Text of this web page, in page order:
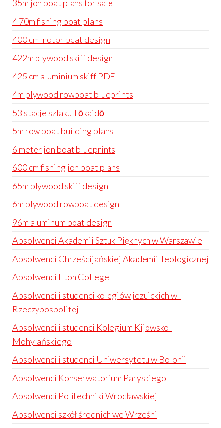
35m jon boat plans for sale
4 70m fishing boat plans
400 cm motor boat design
422m plywood skiff design
425 cm aluminium skiff PDF
4m plywood rowboat blueprints
53 stacje szlaku Tōkaidō
5m row boat building plans
6 meter jon boat blueprints
600 cm fishing jon boat plans
65m plywood skiff design
6m plywood rowboat design
96m aluminum boat design
Absolwenci Akademii Sztuk Pięknych w Warszawie
Absolwenci Chrześcijańskiej Akademii Teologicznej
Absolwenci Eton College
Absolwenci i studenci kolegiów jezuickich w I
Rzeczypospolitej
Absolwenci i studenci Kolegium Kijowsko-
Mohylańskiego
Absolwenci i studenci Uniwersytetu w Bolonii
Absolwenci Konserwatorium Paryskiego
Absolwenci Politechniki Wrocławskiej
Absolwenci szkół średnich we Wrześni